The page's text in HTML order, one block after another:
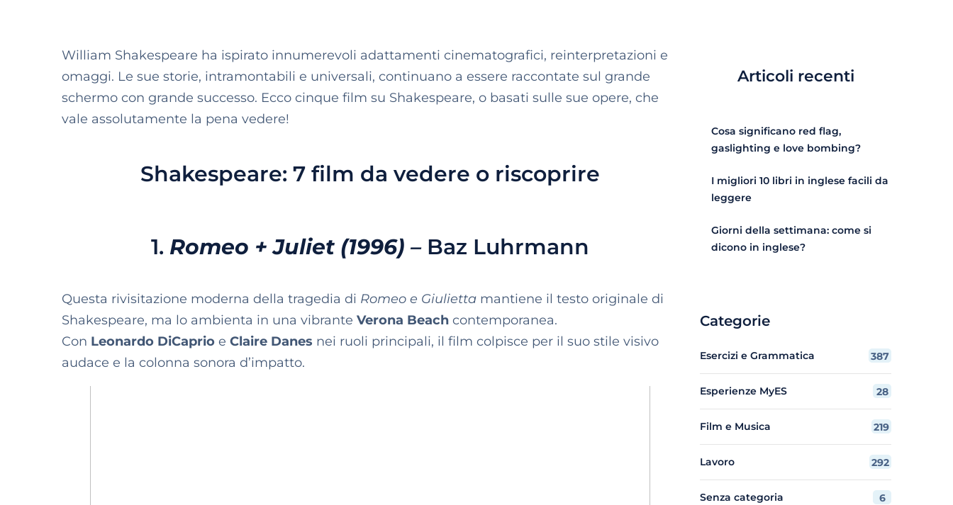
William Shakespeare ha ispirato innumerevoli adattamenti cinematografici, reinterpretazioni e
omaggi. Le sue storie, intramontabili e universali, continuano a essere raccontate sul grande
schermo con grande successo. Ecco cinque film su Shakespeare, o basati sulle sue opere, che
vale assolutamente la pena vedere!
Shakespeare: 7 film da vedere o riscoprire
1. Romeo + Juliet (1996) –Baz Luhrmann
Questa rivisitazione moderna della tragedia di Romeo e Giulietta mantiene il testo originale di
Shakespeare, ma lo ambienta in una vibrante Verona Beach contemporanea.
Con Leonardo DiCaprio e Claire Danes nei ruoli principali, il film colpisce per il suo stile visivo
audace e la colonna sonora d’impatto.
Articoli recenti
Cosa significano red flag,
gaslighting e love bombing?
I migliori 10 libri in inglese facili da
leggere
Giorni della settimana: come si
dicono in inglese?
Categorie
Esercizi e Grammatica 387
Esperienze MyES 28
Film e Musica 219
Lavoro 292
Senza categoria 6